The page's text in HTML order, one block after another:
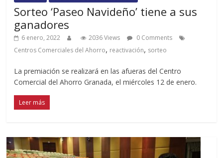
Sorteo ‘Paseo Navideño’ tiene a sus
ganadores
6 enero, 2022 2036 Views
0 Comments
Centros Comerciales del Ahorro, reactivación, sorteo
La premiación se realizará en las afueras del Centro
Comercial del Ahorro Granada, el miércoles 12 de enero.
Leer más